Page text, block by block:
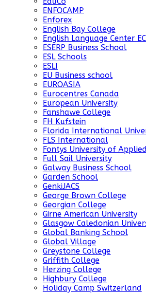
ENFOCAMP
Enforex
English Bay College
English Language Center EC
ESERP Business School
ESL Schools
ESLI
EU Business school
EUROASIA
Eurocentres Canada
European University
Fanshawe College
FH Kufstein
Florida International
FLS International
Fontys University of
Full Sail University
Galway Business School
Garden School
GenkiJACS
George Brown College
Georgian College
Girne American University
Glasgow Caledonian
Global Banking School
Global Village
Greystone College
Griffith College
Herzing College
Highbury College
Holiday Camp Switzerland